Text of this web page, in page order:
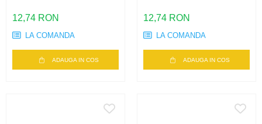
12,74 RON
LA COMANDA
ADAUGA IN COS
12,74 RON
LA COMANDA
ADAUGA IN COS